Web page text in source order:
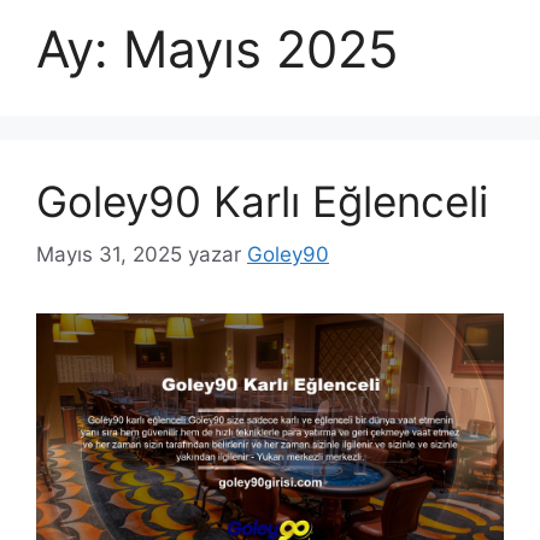
Ay: Mayıs 2025
Goley90 Karlı Eğlenceli
Mayıs 31, 2025 yazar Goley90